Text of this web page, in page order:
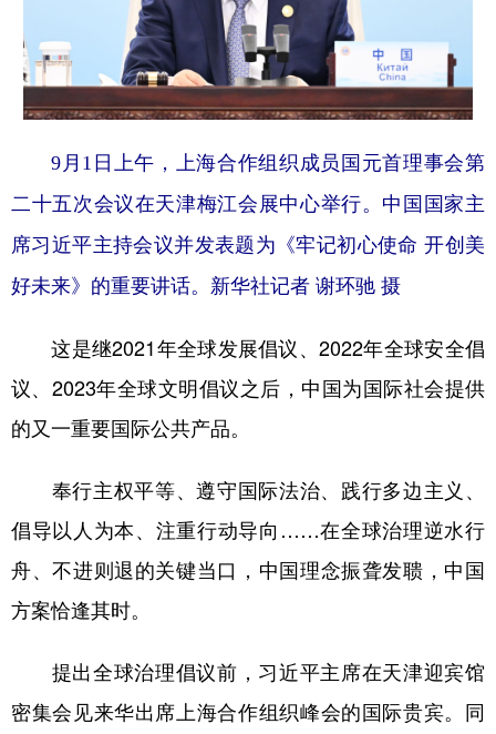
9月1日上午，上海合作组织成员国元首理事会第
二十五次会议在天津梅江会展中心举行。中国国家主
席习近平主持会议并发表题为《牢记初心使命 开创美
好未来》的重要讲话。新华社记者 谢环驰 摄
这是继2021年全球发展倡议、2022年全球安全倡
议、2023年全球文明倡议之后，中国为国际社会提供
的又一重要国际公共产品。
奉行主权平等、遵守国际法治、践行多边主义、
倡导以人为本、注重行动导向……在全球治理逆水行
舟、不进则退的关键当口，中国理念振聋发聩，中国
方案恰逢其时。
提出全球治理倡议前，习近平主席在天津迎宾馆
密集会见来华出席上海合作组织峰会的国际贵宾。同